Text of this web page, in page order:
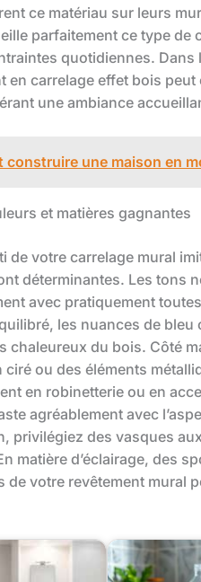
ce matériau sur leurs
parfaitement ce type
quotidiennes. Dans
en carrelage effet bois
une ambiance
construire une maison en
et matières gagnantes
de votre carrelage mural
déterminantes. Les tons
avec pratiquement
les nuances de
chaleureux du bois. Côté
ciré ou des éléments
en robinetterie ou en
agréablement avec
privilégiez des vasques
matière d’éclairage, des
de votre revêtement mural